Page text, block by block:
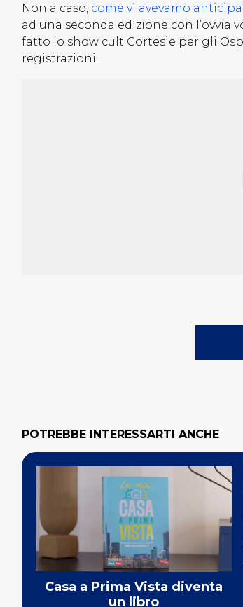
Non a caso, come vi avevamo
ad una seconda edizione con
fatto lo show cult Cortesie per gli
registrazioni.
POTREBBE INTERESSARTI ANCHE
Casa a Prima Vista diventa
un libro